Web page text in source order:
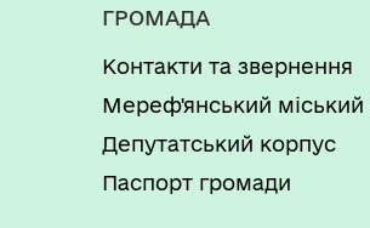
ГРОМАДА
Контакти та звернення
Мереф'янський міський
Депутатський корпус
Паспорт громади